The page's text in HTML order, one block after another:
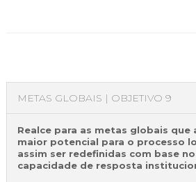
METAS GLOBAIS | OBJETIVO 9
Realce para as metas globais que
maior potencial para o processo
assim ser redefinidas com base
capacidade de resposta